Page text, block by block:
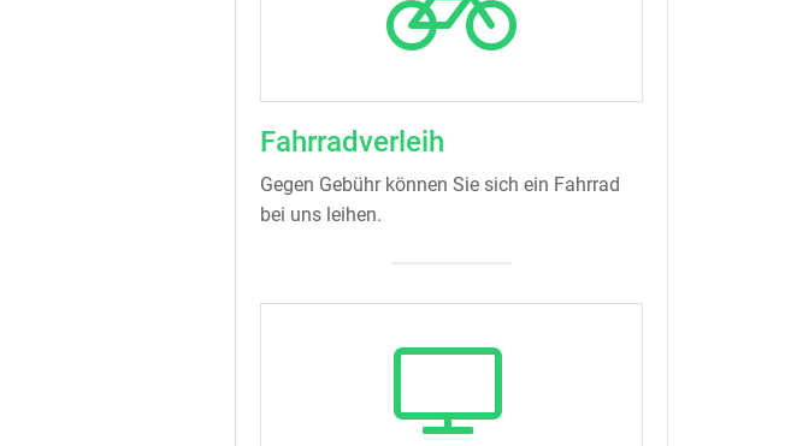
Fahrradverleih
Gegen Gebühr können Sie sich ein Fahrrad
bei uns leihen.